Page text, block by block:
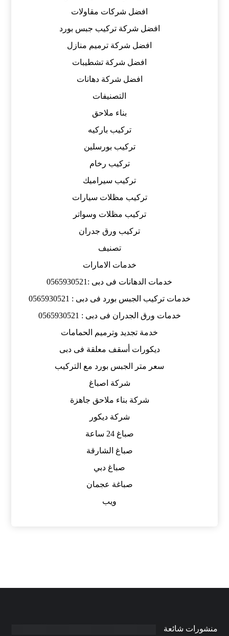
افضل شركات مقاولات
افضل شركة تركيب جبس بورد
افضل شركة ترميم منازل
افضل شركة تشطيبات
افضل شركة دهانات
التصنيفات
بناء ملاحق
تركيب باركيه
تركيب بورسلين
تركيب رخام
تركيب سيراميك
تركيب مظلات سيارات
تركيب مظلات وسواتر
تركيب ورق جدران
تصنيف
خدمات الامارات
خدمات الدهانات فى دبى :0565930521
خدمات تركيب الجبس بورد فى دبى : 0565930521
خدمات ورق الجدران فى دبى : 0565930521
خدمة تجديد وترميم الحمامات
ديكورات أسقف معلقة فى دبى
سعر متر الجبس بورد مع التركيب
شركة اصباغ
شركة بناء ملاحق جاهزة
شركة ديكور
صباغ 24 ساعة
صباغ الشارقة
صباغ دبي
صباغة عجمان
ويب
منشورات شائعة